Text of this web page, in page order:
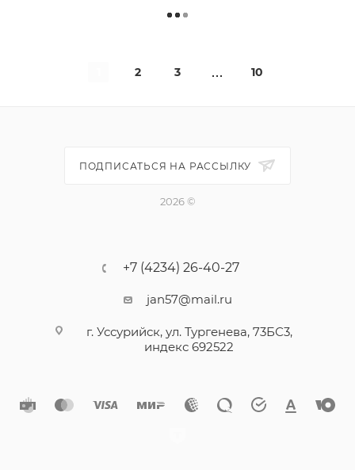
2 3 10
ПОДПИСАТЬСЯ НА РАССЫЛКУ
2026 ©
+7 (4234) 26-40-27
jan57@mail.ru
г. Уссурийск, ул. Тургенева, 73БС3,
индекс 692522